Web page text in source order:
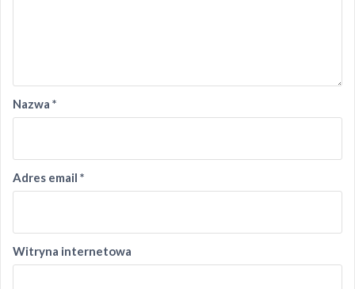
Nazwa *
Adres email *
Witryna internetowa